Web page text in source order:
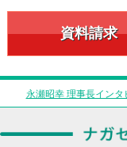
資料請求
永瀬昭幸 理事長インタ